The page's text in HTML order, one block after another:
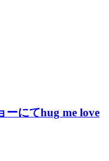
ーにてhug me love